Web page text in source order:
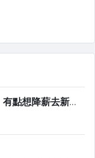
回答網友提問：40歲外商高薪工程師，有點想降薪去新創公司試試看，怎麼辦？